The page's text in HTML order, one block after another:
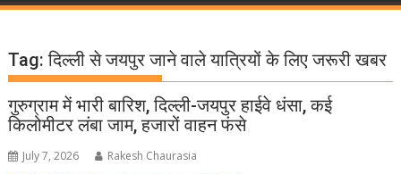
Tag:दिल्ली से जयपुर जाने वाले यात्रियों के लिए जरूरी खबर
गुरुग्राम में भारी बारिश, दिल्ली-जयपुर हाईवे धंसा, कई
किलोमीटर लंबा जाम, हजारों वाहन फंसे
July 7, 2026 Rakesh Chaurasia